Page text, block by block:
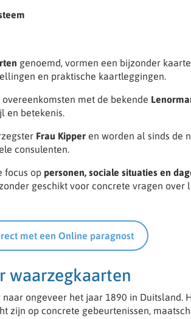
genoemd, vormen een bijzonder
en praktische kaartleggingen.
met de bekende
en betekenis.
Frau Kipper en worden al sinds de
consulenten.
focus op personen, sociale situaties en
geschikt voor concrete vragen over
met een Online paragnost
waarzegkaarten
ongeveer het jaar 1890 in Duitsland.
zijn op concrete gebeurtenissen,